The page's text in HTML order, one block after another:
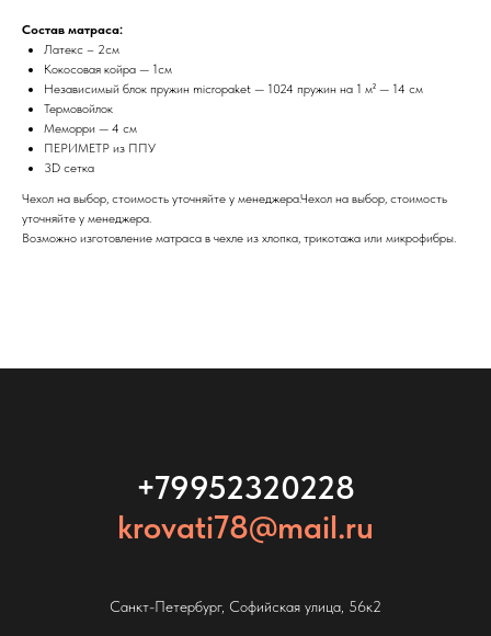
Состав матраса:
Латекс – 2см
Кокосовая койра — 1см
Независимый блок пружин micropaket — 1024 пружин на 1 м² — 14 см
Термовойлок
Меморри — 4 см
ПЕРИМЕТР из ППУ
3D сетка
Чехол на выбор, стоимость уточняйте у менеджера.Чехол на выбор, стоимость
уточняйте у менеджера.
Возможно изготовление матраса в чехле из хлопка, трикотажа или микрофибры.
+79952320228
krovati78@mail.ru
Санкт-Петербург, Софийская улица, 56к2